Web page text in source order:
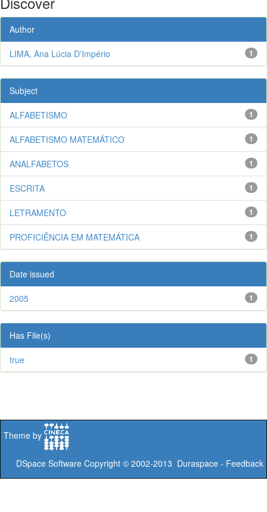
Author
1
LIMA, Ana Lúcia D'Império
Subject
1
ALFABETISMO
1
ALFABETISMO MATEMÁTICO
1
ANALFABETOS
1
ESCRITA
1
LETRAMENTO
1
PROFICIÊNCIA EM MATEMÁTICA
Date issued
1
2005
Has File(s)
1
true
Theme by
DSpace Software Copyright © 2002-2013 Duraspace - Feedback